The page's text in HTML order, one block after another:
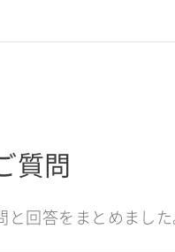
質問
と回答をまとめまし